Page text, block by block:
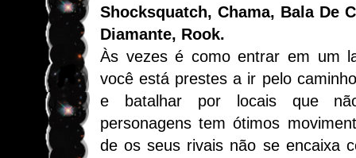
Shocksquatch, Chama, Bala De
Diamante, Rook.
Às vezes é como entrar em um
você está prestes a ir pelo
e batalhar por locais que
personagens tem ótimos
de os seus rivais não se encaixa